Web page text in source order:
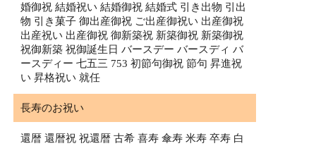
婚御祝 結婚祝い 結婚御祝 結婚式 引き出物 引出
物 引き菓子 御出産御祝 ご出産御祝い 出産御祝
出産祝い 出産御祝 御新築祝 新築御祝 新築御祝
祝御新築 祝御誕生日 バースデー バースディ バ
ースディー 七五三 753 初節句御祝 節句 昇進祝
い 昇格祝い 就任
長寿のお祝い
還暦 還暦祝 祝還暦 古希 喜寿 傘寿 米寿 卒寿 白